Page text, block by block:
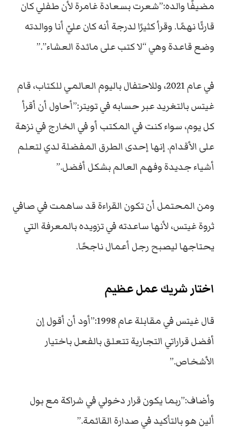
مضيفََا والده:”شعرت بسعادة غامرة لأن طفلي كان
قارئًا نهمًا. وقرأ كثيرًا لدرجة أنه كان عليّ أنا ووالدته
وضع قاعدة وهي “لا كتب على مائدة العشاء”.”
في عام 2021، وللاحتفال باليوم العالمي للكتاب، قام
غيتسبالتغريد عبر حسابه في تويتر:”أحاول أن أقرأ
كل يوم، سواء كنت في المكتب أو في الخارج في نزهة
على الأقدام. إنها إحدى الطرق المفضلة لدي لتعلم
أشياء جديدة وفهم العالم بشكل أفضل.”
ومن المحتمل أن تكون القراءة قد ساهمت في صافي
ثروة غيتس، لأنها ساعدته في تزويده بالمعرفة التي
يحتاجها ليصبح رجل أعمال ناجحًا.
اختار شريك عمل عظيم
قال غيتس في مقابلة عام 1998:”أود أن أقول إن
أفضل قراراتي التجارية تتعلق بالفعل باختيار
الأشخاص.”
وأضاف:”ربما يكون قرار دخولي في شراكة مع بول
ألين هو بالتأكيد في صدارة القائمة.”